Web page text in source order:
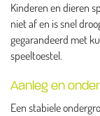
Kinderen en dieren
niet af en is snel
gegarandeerd met
speeltoestel.
Aanleg en
Een stabiele